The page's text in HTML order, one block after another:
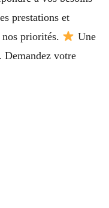
prestations et
nos priorités.
Une
Demandez votre